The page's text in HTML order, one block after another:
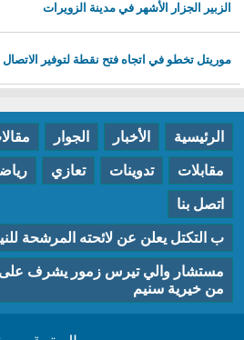
الزبير الجزار الأشهر في مدينة الزويرات
موريتل تخطو في اتجاه فتح نقطة لتوفير الاتصال
الرئيسية الأخبار الجوار
مقابلات تدوينات تعازي
اتصل بنا
ب التكتل يعلن عن لائحته المرشحة
مستشار والي تيرس زمور يشرف
من خيرية سنيم